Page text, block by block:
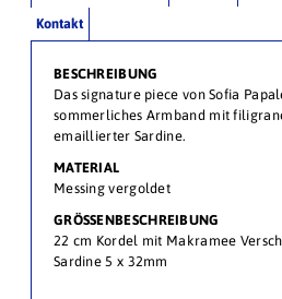
Kontakt
BESCHREIBUNG
Das signature piece von Sofia
sommerliches Armband mit
emaillierter Sardine.
MATERIAL
Messing vergoldet
GRÖSSENBESCHREIBUNG
22 cm Kordel mit Makramee
Sardine 5 x 32mm